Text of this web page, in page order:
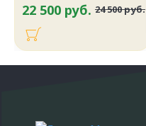
22 500 руб. 24 500 руб.